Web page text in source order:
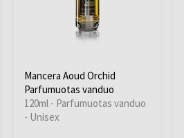
Mancera Aoud Orchid
Parfumuotas vanduo
120ml - Parfumuotas vanduo
- Unisex